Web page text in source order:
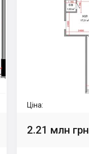
Ціна:
2.21 млн грн